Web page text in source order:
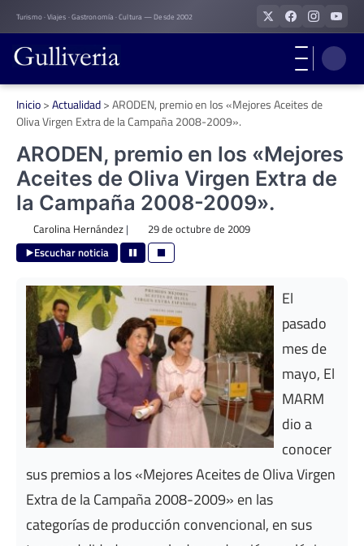
Skip
to
content
Turismo · Viajes · Gastronomía · Cultura — Desde 2002
Inicio>Actualidad>ARODEN, premio en los «Mejores Aceites de
Oliva Virgen Extra de la Campaña 2008-2009».
ARODEN, premio en los «Mejores
Aceites de Oliva Virgen Extra de
la Campaña 2008-2009».
Carolina Hernández| 29 de octubre de 2009
Escuchar noticia
El
pasado
mes de
mayo, El
MARM
dio a
conocer
sus premios a los «Mejores Aceites de Oliva Virgen
Extra de la Campaña 2008-2009» en las
categorías de producción convencional, en sus